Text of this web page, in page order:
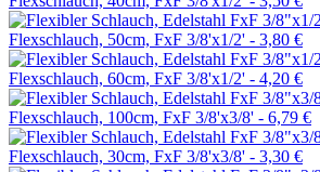
Flexschlauch, 50cm, FxF 3/8'x1/2' - 3,80 €
Flexschlauch, 60cm, FxF 3/8'x1/2' - 4,20 €
Flexschlauch, 100cm, FxF 3/8'x3/8' - 6,79 €
Flexschlauch, 30cm, FxF 3/8'x3/8' - 3,30 €